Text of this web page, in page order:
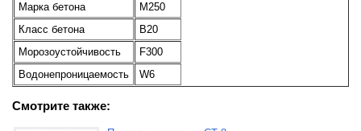
Марка бетона
М250
Класс бетона
В20
Морозоустойчивость
F300
Водонепроницаемость
W6
Смотрите также: